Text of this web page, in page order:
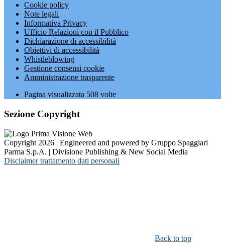
Cookie policy
Note legali
Informativa Privacy
Ufficio Relazioni con il Pubblico
Dichiarazione di accessibilità
Obiettivi di accessibilità
Whistleblowing
Gestione consensi cookie
Amministrazione trasparente
Pagina visualizzata 508 volte
Sezione Copyright
Copyright 2026 | Engineered and powered by Gruppo Spaggiari
Parma S.p.A. | Divisione Publishing & New Social Media
Disclaimer trattamento dati personali
Back to top